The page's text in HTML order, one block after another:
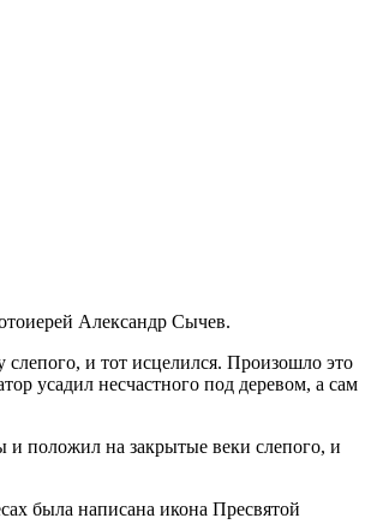
Александр Сычев.
и тот исцелился. Произошло это
усадил несчастного под деревом, а сам
и положил на закрытые веки слепого, и
была написана икона Пресвятой